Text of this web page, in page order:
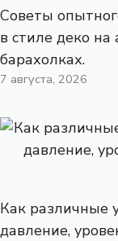
Советы
в стиле деко
барахолках.
7 августа, 2026
Как различные
давление,